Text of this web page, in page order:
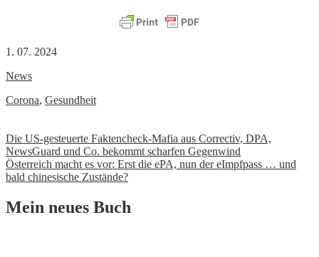
1. 07. 2024
News
Corona, Gesundheit
Beitrags-
Navigation
Die US-gesteuerte Faktencheck-Mafia aus Correctiv, DPA,
NewsGuard und Co. bekommt scharfen Gegenwind
Österreich macht es vor: Erst die ePA, nun der eImpfpass … und
bald chinesische Zustände?
Mein neues Buch